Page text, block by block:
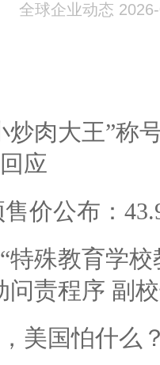
全球企业动态
炒肉大王”称
应
价公布：
特殊教育学
问责程序 副
美国怕什么